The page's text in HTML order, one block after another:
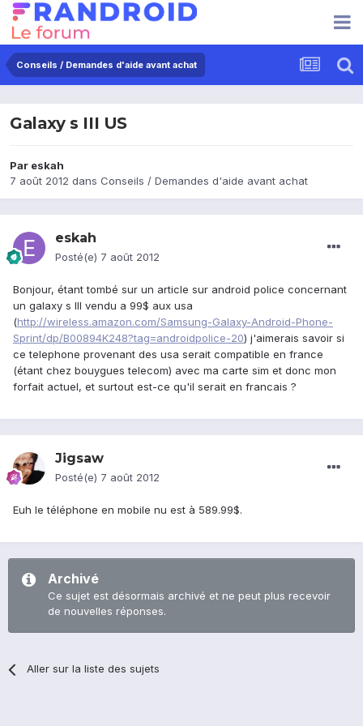
Conseils / Demandes d'aide avant achat
Galaxy s III US
Par eskah
7 août 2012 dans Conseils / Demandes d'aide avant achat
eskah
Posté(e) 7 août 2012
Bonjour, étant tombé sur un article sur android police concernant
un galaxy s III vendu a 99$ aux usa
(http://wireless.amazon.com/Samsung-Galaxy-Android-Phone-
Sprint/dp/B00894K248?tag=androidpolice-20) j'aimerais savoir si
ce telephone provenant des usa serait compatible en france
(étant chez bouygues telecom) avec ma carte sim et donc mon
forfait actuel, et surtout est-ce qu'il serait en francais ?
Jigsaw
Posté(e) 7 août 2012
Euh le téléphone en mobile nu est à 589.99$.
Archivé
Ce sujet est désormais archivé et ne peut plus recevoir
de nouvelles réponses.
Aller sur la liste des sujets